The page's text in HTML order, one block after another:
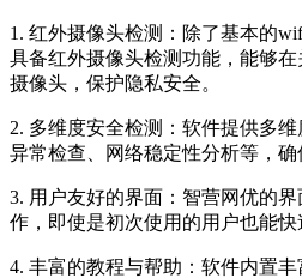
1. 红外摄像头检测：除了基本的
具备红外摄像头检测功能，能够在
2. 多维度安全检测：软件提供多维
3. 用户友好的界面：智营网优的界